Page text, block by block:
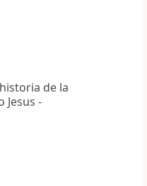
de la
Jesus -